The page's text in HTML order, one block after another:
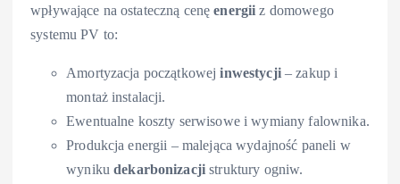
wpływające na ostateczną cenęenergii z domowego
systemu PV to:
Amortyzacja początkowejinwestycji– zakup i
montaż instalacji.
Ewentualne koszty serwisowe i wymiany falownika.
Produkcja energii – malejąca wydajność paneli w
wynikudekarbonizacji struktury ogniw.